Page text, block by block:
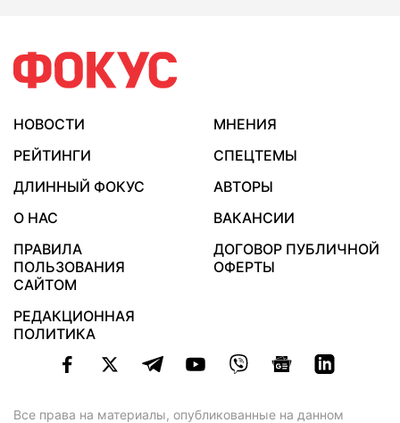
НОВОСТИ
МНЕНИЯ
РЕЙТИНГИ
СПЕЦТЕМЫ
ДЛИННЫЙ ФОКУС
АВТОРЫ
О НАС
ВАКАНСИИ
ПРАВИЛА
ПОЛЬЗОВАНИЯ
САЙТОМ
ДОГОВОР ПУБЛИЧНОЙ
ОФЕРТЫ
РЕДАКЦИОННАЯ
ПОЛИТИКА
Все права на материалы, опубликованные на данном